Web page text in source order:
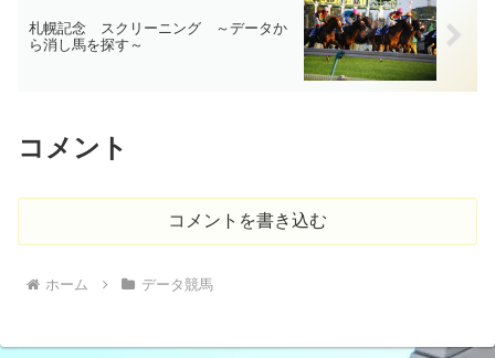
札幌記念 スクリーニング ～データか
ら消し馬を探す～
コメント
コメントを書き込む
ホーム データ競馬